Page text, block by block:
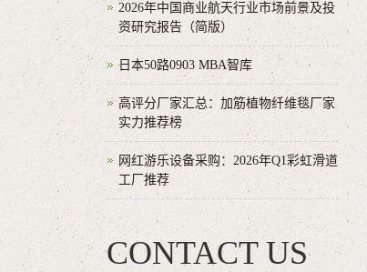
2026年中国商业航天行业市场前景及投
资研究报告（简版）
日本50路0903 MBA智库
高评分厂家汇总：加筋植物纤维毯厂家
实力推荐榜
网红游乐设备采购：2026年Q1彩虹滑道
工厂推荐
CONTACT US